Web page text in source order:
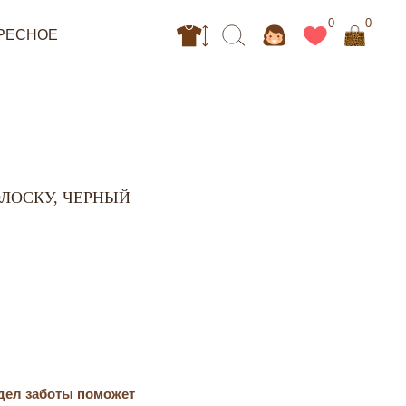
ЧЕРНЫЙ
заботы поможет